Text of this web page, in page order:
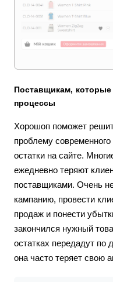
Поставщикам, которые
процессы
Хорошоп поможет
проблему
остатки на сайте.
ежедневно теряют
поставщиками. Очень
кампанию, провести
продаж и понести
закончился нужный
остатках передадут по
она часто теряет свою